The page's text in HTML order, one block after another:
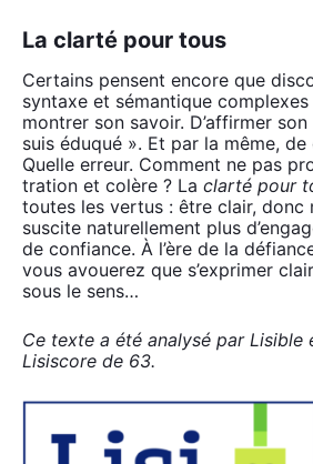
La clarté pour tous
Cer­tains pensent encore que
syn­taxe et séman­tique
mon­trer son savoir. D’affirmer
suis édu­qué ». Et par la même, de
Quelle erreur. Com­ment ne pas
tra­tion et colère ? La clar­té pour
toutes les ver­tus : être clair, donc
sus­cite natu­rel­le­ment plus
de confiance. À l’ère de la
vous avoue­rez que s’ex­pri­mer
sous le sens…
Ce texte a été ana­ly­sé par Lisible
Lisis­core de 63.